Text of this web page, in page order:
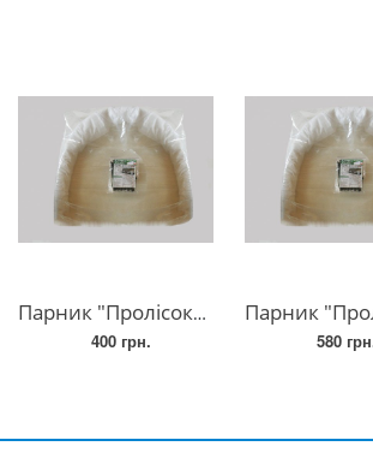
Парник "Пролісок" 6 метри
400 грн.
Парник "Пролісок"
580